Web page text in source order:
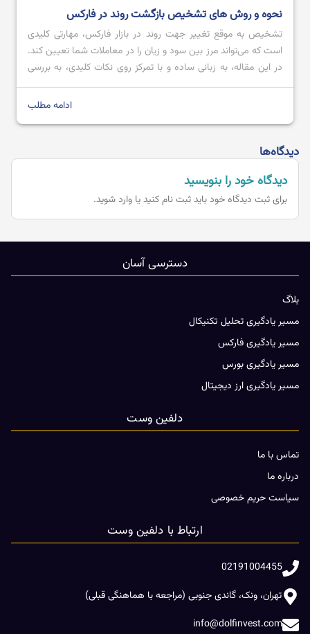
نحوه و روش های تشخیص بازگشت روند در فارکس
تشخیص به ‌موقع تغییر جهت روند در بازار فارکس، مهارتی کلیدی
است که می‌تواند مرز بین سود و زیان را در معاملات شما تعیین کند.
در این مقاله، به زبانی ساده و با تمرکز روی نکات کلیدی، به بررسی
دقیق این موضوع خواهیم پرداخت. هدف ما ارائه دیدگاهی جامع اما
ادامه مطلب
دیدگاه‌ها
دیدگاه خود را بنویسید
برای ثبت دیدگاه خود بایدثبت نام کنید یا وارد شوید.
دسترسی آسان
بلاگ
مسیر یادگیری تحلیل تکنیکال
مسیر یادگیری فارکس
مسیر یادگیری بورس
مسیر یادگیری ارز دیجیتال
دلفین وست
تماس با ما
درباره ما
سیاست حریم خصوصی
ارتباط با دلفین وست
02191004455
تهران، ونک، گاندی جنوبی (مراجعه با هماهنگی قبلی)
info@dolfinvest.com